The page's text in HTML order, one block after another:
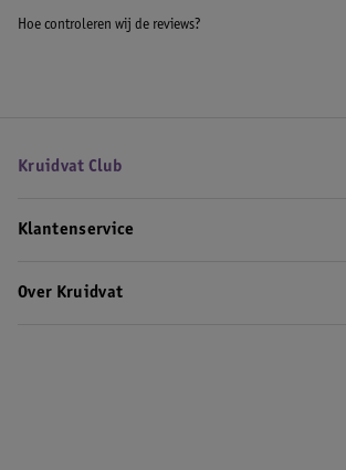
Hoe controleren wij de reviews?
Kruidvat Club
Klantenservice
Over Kruidvat